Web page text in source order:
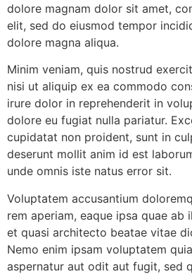
dolore magnam dolor sit amet,
elit, sed do eiusmod tempor
dolore magna aliqua.
Minim veniam, quis nostrud
nisi ut aliquip ex ea commodo
irure dolor in reprehenderit in
dolore eu fugiat nulla pariatur.
cupidatat non proident, sunt in
deserunt mollit anim id est
unde omnis iste natus error sit.
Voluptatem accusantium
rem aperiam, eaque ipsa quae
et quasi architecto beatae vitae
Nemo enim ipsam voluptatem
aspernatur aut odit aut fugit, sed